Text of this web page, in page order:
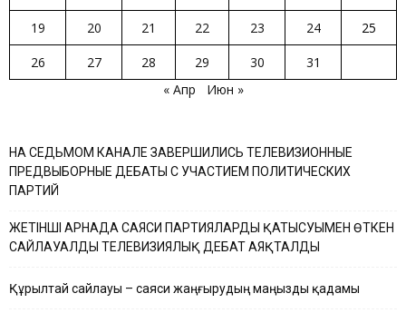
19
20 21 22 23 24
25
26
27 28 29 30
31
« Апр
Июн »
НА СЕДЬМОМ КАНАЛЕ ЗАВЕРШИЛИСЬ ТЕЛЕВИЗИОННЫЕ
ПРЕДВЫБОРНЫЕ ДЕБАТЫ С УЧАСТИЕМ ПОЛИТИЧЕСКИХ
ПАРТИЙ
ЖЕТІНШІ АРНАДА САЯСИ ПАРТИЯЛАРДЫҢ ҚАТЫСУЫМЕН ӨТКЕН
САЙЛАУАЛДЫ ТЕЛЕВИЗИЯЛЫҚ ДЕБАТ АЯҚТАЛДЫ
Құрылтай сайлауы – саяси жаңғырудың маңызды қадамы